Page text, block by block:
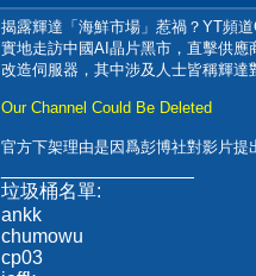
揭露輝達「海鮮市場」惹禍？YT頻
實地走訪中國AI晶片黑市，直擊供應
改造伺服器，其中涉及人士皆稱輝達
Our Channel Could Be Deleted
官方下架理由是因爲彭博社對影片提
垃圾桶名單:
ankk
chumowu
cp03